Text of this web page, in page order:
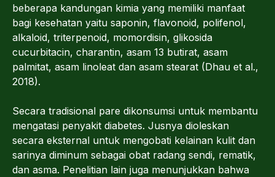
beberapa kandungan kimia yang memiliki manfaat
bagi kesehatan yaitu saponin, flavonoid, polifenol,
alkaloid, triterpenoid, momordisin, glikosida
cucurbitacin, charantin, asam 13 butirat, asam
palmitat, asam linoleat dan asam stearat (Dhau et al.,
2018).
Secara tradisional pare dikonsumsi untuk membantu
mengatasi penyakit diabetes. Jusnya dioleskan
secara eksternal untuk mengobati kelainan kulit dan
sarinya diminum sebagai obat radang sendi, rematik,
dan asma. Penelitian lain juga menunjukkan bahwa